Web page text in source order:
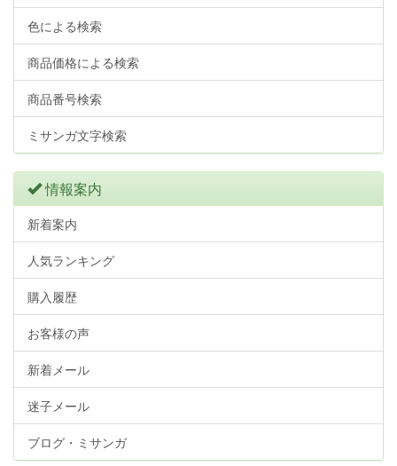
色による検索
商品価格による検索
商品番号検索
ミサンガ文字検索
情報案内
新着案内
人気ランキング
購入履歴
お客様の声
新着メール
迷子メール
ブログ・ミサンガ